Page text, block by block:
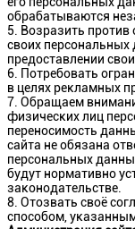
обрабатываются
Возразить против
своих персональных
предоставлении
Потребовать
в целях рекламных
Обращаем
физических лиц
переносимость
сайта не обязана
персональных
будут нормативно
законодательстве.
Отозвать своё
способом,